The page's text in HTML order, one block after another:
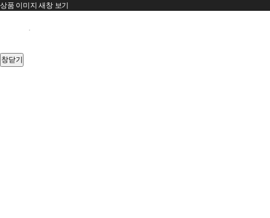
상품 이미지 새창 보기
창닫기